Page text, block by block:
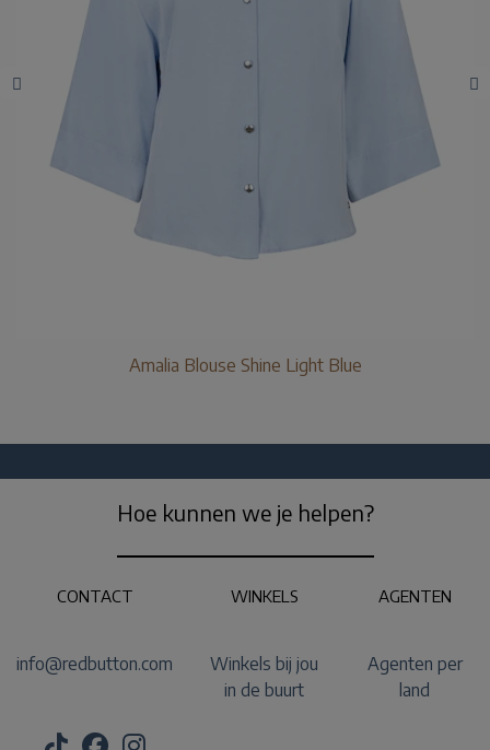
Amalia Blouse Shine Light Blue
Hoe kunnen we je helpen?
CONTACT
info@redbutton.com
WINKELS
Winkels bij jou
in de buurt
AGENTEN
Agenten per
land